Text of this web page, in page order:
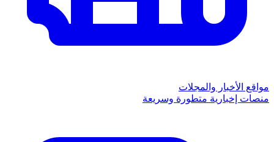
مواقع الأخبار والمجلات
منصات إخبارية متطورة وسريعة